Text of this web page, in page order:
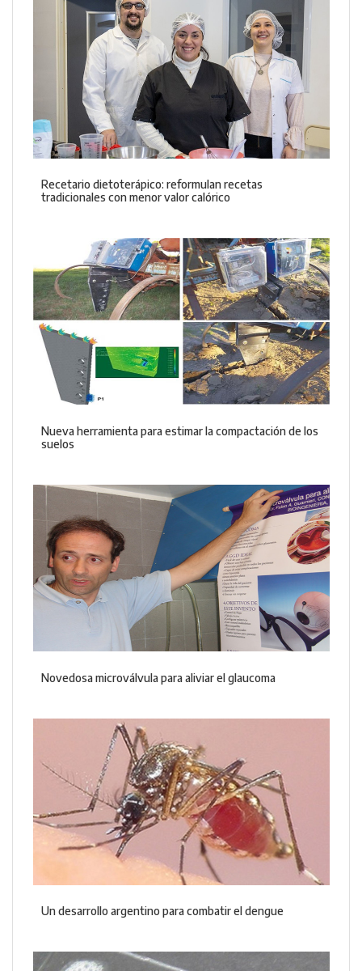
Recetario dietoterápico: reformulan recetas
tradicionales con menor valor calórico
Nueva herramienta para estimar la compactación de los
suelos
Novedosa microválvula para aliviar el glaucoma
Un desarrollo argentino para combatir el dengue